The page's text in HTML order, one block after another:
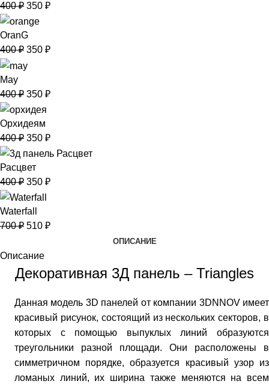
400₽ 350 ₽
OranG
400₽ 350 ₽
May
400₽ 350 ₽
Орхидеям
400₽ 350 ₽
Расцвет
400₽ 350 ₽
Waterfall
700₽ 510 ₽
ОПИСАНИЕ
Описание
Декоративная 3Д панель – Triangles
Данная модель 3D панелей от компании 3DNNOV имеет
красивый рисунок, состоящий из нескольких секторов, в
которых с помощью выпуклых линий образуются
треугольники разной площади. Они расположены в
симметричном порядке, образуется красивый узор из
ломаных линий, их ширина также меняются на всем